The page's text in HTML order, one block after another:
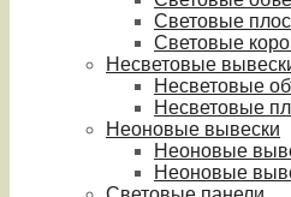
Световые
Световые
Несветовые
Несветовые
Несветовые
Неоновые вывески
Неоновые
Неоновые